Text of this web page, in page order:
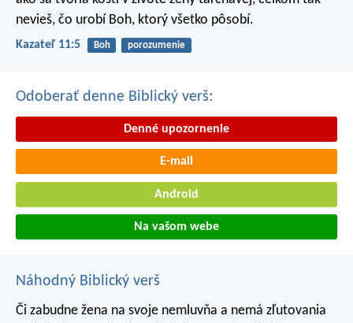
nevieš, čo urobí Boh, ktorý všetko pôsobí.
Kazateľ 11:5 Boh porozumenie
Odoberať denne Biblický verš:
Denné upozornenie
E-mail
Android
Na vašom webe
Náhodný Biblický verš
Či zabudne žena na svoje nemluvňa a nemá zľutovania